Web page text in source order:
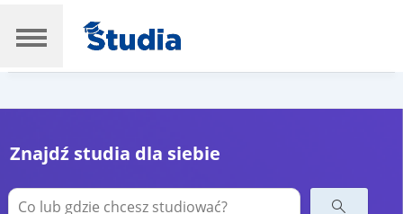
Znajdź studia dla siebie